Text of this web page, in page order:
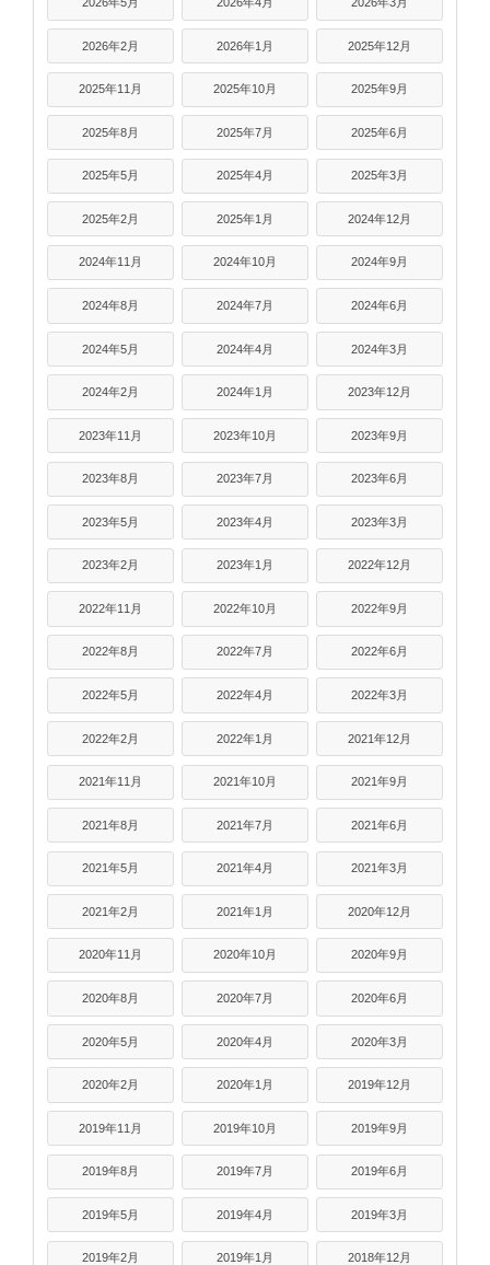
2026年2月 2026年1月 2025年12月
2025年11月 2025年10月 2025年9月
2025年8月 2025年7月 2025年6月
2025年5月 2025年4月 2025年3月
2025年2月 2025年1月 2024年12月
2024年11月 2024年10月 2024年9月
2024年8月 2024年7月 2024年6月
2024年5月 2024年4月 2024年3月
2024年2月 2024年1月 2023年12月
2023年11月 2023年10月 2023年9月
2023年8月 2023年7月 2023年6月
2023年5月 2023年4月 2023年3月
2023年2月 2023年1月 2022年12月
2022年11月 2022年10月 2022年9月
2022年8月 2022年7月 2022年6月
2022年5月 2022年4月 2022年3月
2022年2月 2022年1月 2021年12月
2021年11月 2021年10月 2021年9月
2021年8月 2021年7月 2021年6月
2021年5月 2021年4月 2021年3月
2021年2月 2021年1月 2020年12月
2020年11月 2020年10月 2020年9月
2020年8月 2020年7月 2020年6月
2020年5月 2020年4月 2020年3月
2020年2月 2020年1月 2019年12月
2019年11月 2019年10月 2019年9月
2019年8月 2019年7月 2019年6月
2019年5月 2019年4月 2019年3月
2019年2月 2019年1月 2018年12月